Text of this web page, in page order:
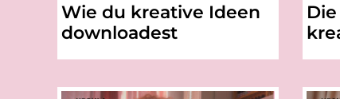
Wie du kreative Ideen
downloadest